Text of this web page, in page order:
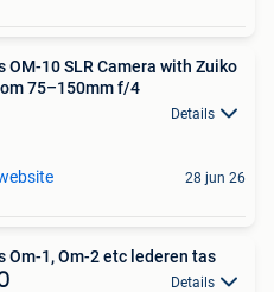
OM-10 SLR Camera with Zuiko
75–150mm f/4
Details
28 jun 26
Om-1, Om-2 etc lederen tas
Details